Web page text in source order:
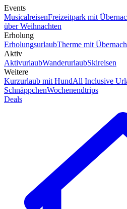
Events
MusicalreisenFreizeitpark mit
über Weihnachten
Erholung
ErholungsurlaubTherme mit
Aktiv
AktivurlaubWanderurlaubSkireisen
Weitere
Kurzurlaub mit HundAll Inclusive
SchnäppchenWochenendtrips
Deals